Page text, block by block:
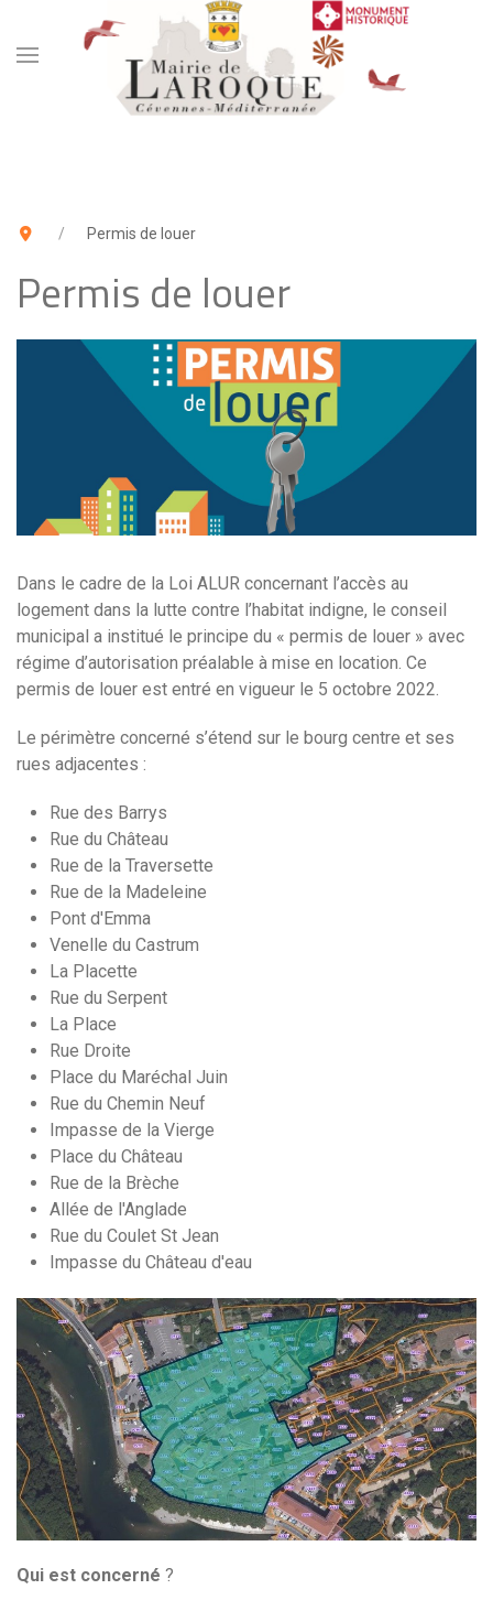
Permis de louer
Permis de louer
Dans le cadre de la Loi ALUR concernant l’accès au
logement dans la lutte contre l’habitat indigne, le conseil
municipal a institué le principe du « permis de louer » avec
régime d’autorisation préalable à mise en location. Ce
permis de louer est entré en vigueur le 5 octobre 2022.
Le périmètre concerné s’étend sur le bourg centre et ses
rues adjacentes :
Rue des Barrys
Rue du Château
Rue de la Traversette
Rue de la Madeleine
Pont d'Emma
Venelle du Castrum
La Placette
Rue du Serpent
La Place
Rue Droite
Place du Maréchal Juin
Rue du Chemin Neuf
Impasse de la Vierge
Place du Château
Rue de la Brèche
Allée de l'Anglade
Rue du Coulet St Jean
Impasse du Château d'eau
Qui est concerné ?